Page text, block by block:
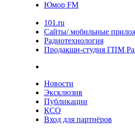
Юмор FM
101.ru
Сайты/ мобильные
Радиотехнология
Продакшн-студия ГПМ
Новости
Эксклюзив
Публикации
КСО
Вход для партнёров